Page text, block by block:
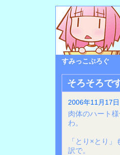
すみっこぶろぐ
そろそろで
2006年11月17
肉体のハート
わ。
「とり×とり
訳で。